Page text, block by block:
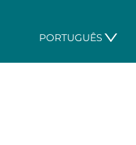
PORTUGUÊS